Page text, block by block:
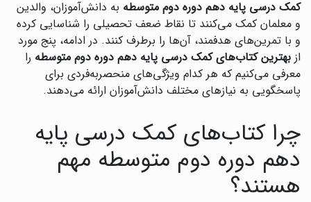
کمک درسی پایه دهم دوره دوم متوسطه به دانش‌آموزان، والدین
و معلمان کمک می‌کنند تا نقاط ضعف تحصیلی را شناسایی کرده
و با تمرین‌های هدفمند، آن‌ها را برطرف کنند. در ادامه، پنج مورد
از بهترین کتاب‌های کمک درسی پایه دهم دوره دوم متوسطه را
معرفی می‌کنیم که هر کدام ویژگی‌های منحصربه‌فردی برای
پاسخگویی به نیازهای مختلف دانش‌آموزان ارائه می‌دهند.
چرا کتاب‌های کمک درسی پایه
دهم دوره دوم متوسطه مهم
هستند؟